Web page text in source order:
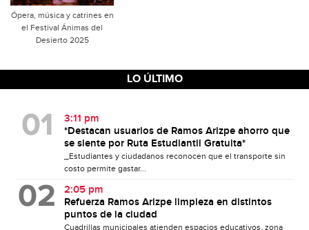
Ópera, música y catrines en
el Festival Ánimas del
Desierto 2025
LO ÚLTIMO
3:11 pm
*Destacan usuarios de Ramos Arizpe ahorro que
se siente por Ruta Estudiantil Gratuita*
_Estudiantes y ciudadanos reconocen que el transporte sin
costo permite gastar...
2:05 pm
Refuerza Ramos Arizpe limpieza en distintos
puntos de la ciudad
Cuadrillas municipales atienden espacios educativos, zona